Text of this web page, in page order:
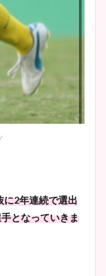
に2年連続で選出
となっていきま